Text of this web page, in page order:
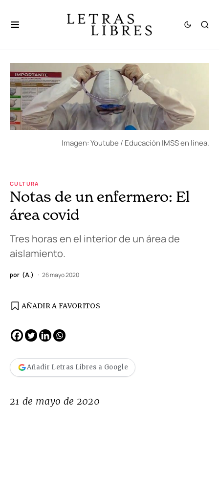
Imagen: Youtube / Educación IMSS en línea.
CULTURA
Notas de un enfermero: El
área covid
Tres horas en el interior de un área de
aislamiento.
por (A.) 26 mayo 2020
AÑADIR A FAVORITOS
Añadir Letras Libres a Google
21 de mayo de 2020